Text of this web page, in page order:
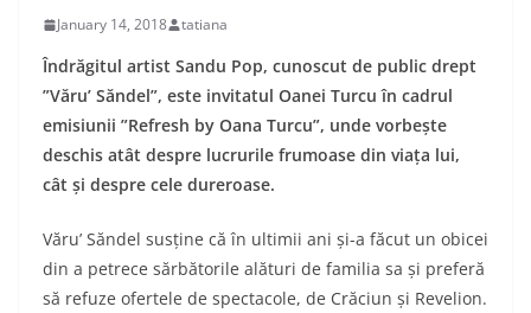
January 14, 2018 tatiana
Îndrăgitul artist Sandu Pop, cunoscut de public drept
”Văru’ Săndel”, este invitatul Oanei Turcu în cadrul
emisiunii ”Refresh by Oana Turcu”, unde vorbește
deschis atât despre lucrurile frumoase din viața lui,
cât și despre cele dureroase.
Văru’ Săndel susține că în ultimii ani și-a făcut un obicei
din a petrece sărbătorile alături de familia sa și preferă
să refuze ofertele de spectacole, de Crăciun și Revelion.